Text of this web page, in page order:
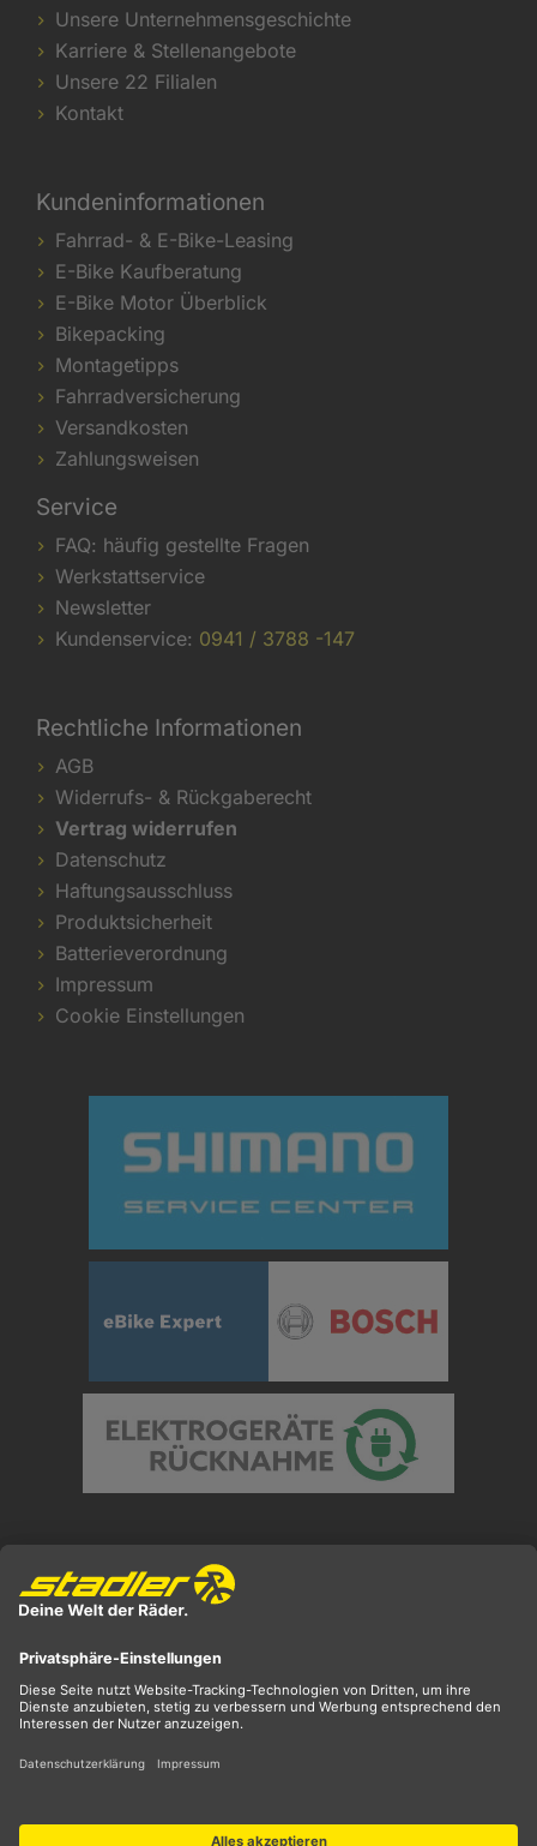
Unsere Unternehmensgeschichte
Karriere & Stellenangebote
Unsere 22 Filialen
Kontakt
Kundeninformationen
Fahrrad- & E-Bike-Leasing
E-Bike Kaufberatung
E-Bike Motor Überblick
Bikepacking
Montagetipps
Fahrradversicherung
Versandkosten
Zahlungsweisen
Service
FAQ: häufig gestellte Fragen
Werkstattservice
Newsletter
Kundenservice: 0941 / 3788 -147
Rechtliche Informationen
AGB
Widerrufs- & Rückgaberecht
Vertrag widerrufen
Datenschutz
Haftungsausschluss
Produktsicherheit
Batterieverordnung
Impressum
Cookie Einstellungen